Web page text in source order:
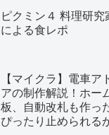
ピクミン４ 料理研
による食レポ
【マイクラ】電車
アの制作解説！ホー
板、自動改札も作っ
ぴったり止められる